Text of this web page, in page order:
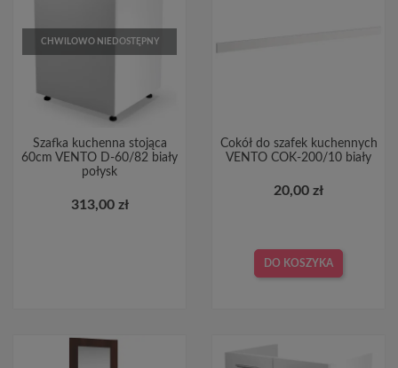
CHWILOWO NIEDOSTĘPNY
Szafka kuchenna stojąca
60cm VENTO D-60/82 biały
połysk
313,00 zł
Cokół do szafek kuchennych
VENTO COK-200/10 biały
20,00 zł
DO KOSZYKA